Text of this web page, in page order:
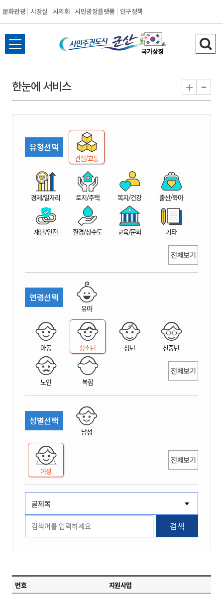
문화관광 시장실 시의회 시민광장플랫폼 인구정책
시
민
권
도
시
산
전
체
뉴
열
검
색
기
한눈에 서비스 + -
유형선택
건설/교통
경제/일자리 토지/주택 복지/건강 출산/육아
재난/안전 환경/상수도 교육/문화 기타
전체보기
연령선택
유아
아동 청소년 청년 신중년
노인 복합
전체보기
성별선택
남성
여성
전체보기
검색
번호 지원사업